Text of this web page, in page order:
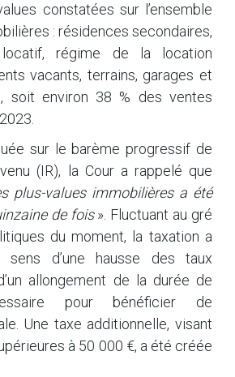
constatées sur l’ensemble
: résidences secondaires,
locatif, régime de la location
vacants, terrains, garages et
soit environ 38 % des ventes
sur le barème progressif de
(IR), la Cour a rappelé que
plus-values immobilières a été
de fois». Fluctuant au gré
du moment, la taxation a
d’une hausse des taux
allongement de la durée de
pour bénéficier de
Une taxe additionnelle, visant
à 50 000 €, a été créée